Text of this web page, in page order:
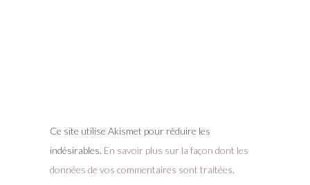
Ce site utilise Akismet pour réduire les
indésirables. En savoir plus sur la façon dont les
données de vos commentaires sont traitées.